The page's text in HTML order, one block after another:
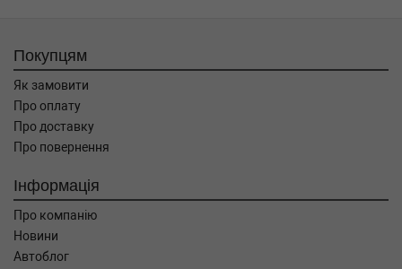
Покупцям
Як замовити
Про оплату
Про доставку
Про повернення
Інформація
Про компанію
Новини
Автоблог